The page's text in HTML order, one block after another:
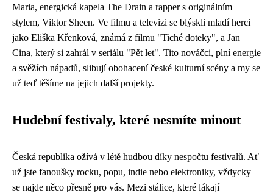
Maria, energická kapela The Drain a rapper s originálním
stylem, Viktor Sheen. Ve filmu a televizi se blýskli mladí herci
jako Eliška Křenková, známá z filmu "Tiché doteky", a Jan
Cina, který si zahrál v seriálu "Pět let". Tito nováčci, plní energie
a svěžích nápadů, slibují obohacení české kulturní scény a my se
už teď těšíme na jejich další projekty.
Hudební festivaly, které nesmíte minout
Česká republika ožívá v létě hudbou díky nespočtu festivalů. Ať
už jste fanoušky rocku, popu, indie nebo elektroniky, vždycky
se najde něco přesně pro vás. Mezi stálice, které lákají